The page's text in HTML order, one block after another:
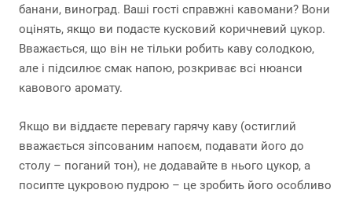
банани, виноград. Ваші гості справжні кавомани? Вони
оцінять, якщо ви подасте кусковий коричневий цукор.
Вважається, що він не тільки робить каву солодкою,
але і підсилює смак напою, розкриває всі нюанси
кавового аромату.
Якщо ви віддаєте перевагу гарячу каву (остиглий
вважається зіпсованим напоєм, подавати його до
столу – поганий тон), не додавайте в нього цукор, а
посипте цукровою пудрою – це зробить його особливо